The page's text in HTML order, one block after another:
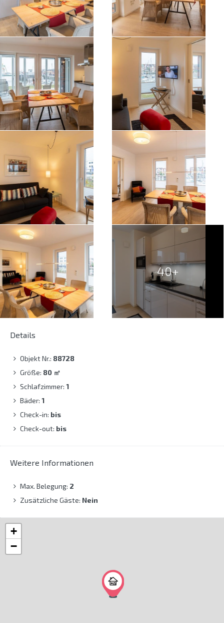
40+
Details
Objekt Nr.: 88728
Größe: 80 ㎡
Schlafzimmer: 1
Bäder: 1
Check-in: bis
Check-out: bis
Weitere Informationen
Max. Belegung: 2
Zusätzliche Gäste: Nein
+
−